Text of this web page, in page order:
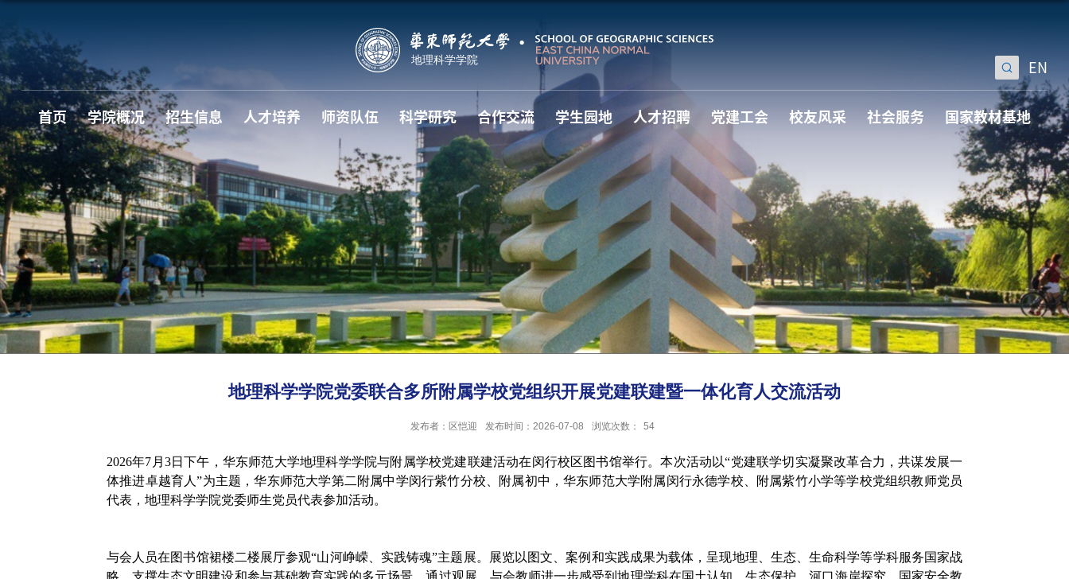
EN
首页 学院概况 招生信息 人才培养 师资队伍 科学研究 合作交流 学生园地 人才招聘 党建工会 校友风采 社会服务 国家教材基地
地理科学学院党委联合多所附属学校党组织开展党建联建暨一体化育人交流活动
发布者：区恺迎 发布时间：2026-07-08 浏览次数： 54
2026年7月3日下午，华东师范大学地理科学学院与附属学校党建联建活动在闵行校区图书馆举行。本次活动以“党建联学切实凝聚改革合力，共谋发展一
体推进卓越育人”为主题，华东师范大学第二附属中学闵行紫竹分校、附属初中，华东师范大学附属闵行永德学校、附属紫竹小学等学校党组织教师党员
代表，地理科学学院党委师生党员代表参加活动。
与会人员在图书馆裙楼二楼展厅参观“山河峥嵘、实践铸魂”主题展。展览以图文、案例和实践成果为载体，呈现地理、生态、生命科学等学科服务国家战
略、支撑生态文明建设和参与基础教育实践的多元场景。通过观展，与会教师进一步感受到地理学科在国土认知、生态保护、河口海岸探究、国家安全教